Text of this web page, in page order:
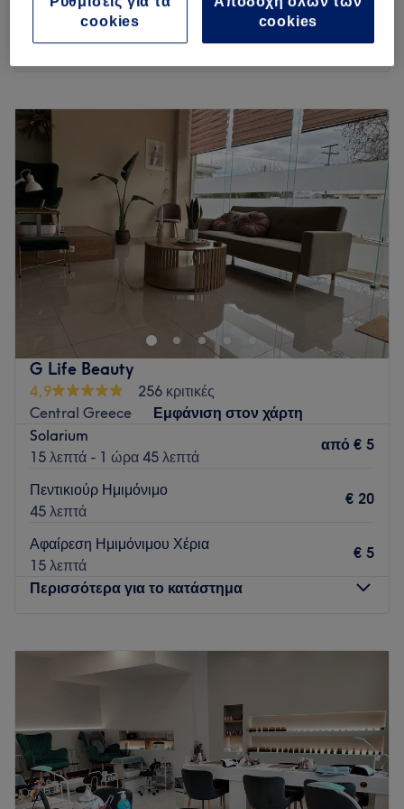
2 ώρες 15 λεπτά
Περισσότερα για το κατάστημα
Τρίτη
09:00–19:00
09:00
19:00
Πέμπτη
09:00
19:00
Παρασκευή
09:00
Σάββατο
09:00–15:00
Κυριακή
Κλειστό
Ο χώρος μας εξασφαλίζει για εσάς μια ευχάριστη
ατμόσφαιρα όπου θα νιώσετε άνετα και θα απολαύσετε μια
αξέχαστη, μοναδική εμπειρία περιποίησης των άκρων σας.
Go to venue
G Life Beauty
4,9
256 κριτικές
Central Greece
Εμφάνιση στον χάρτη
Solarium
15 λεπτά - 1 ώρα 45 λεπτά
από € 5
Πεντικιούρ Ημιμόνιμο
45 λεπτά
€ 20
Αφαίρεση Ημιμόνιμου Χέρια
15 λεπτά
€ 5
Περισσότερα για το κατάστημα
Παρασκευή
10:00–18:00
Σάββατο
Κλειστό
Κυριακή
Κλειστό
cookies
cookies